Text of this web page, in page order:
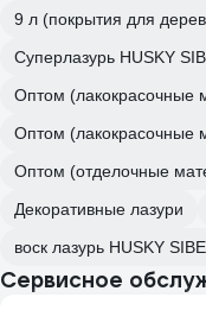
9 л (покрытия для
Суперлазурь HUSKY
Оптом (лакокрасочные
Оптом (лакокрасочные
Оптом (отделочные
Декоративные лазури
воск лазурь HUSKY
Сервисное